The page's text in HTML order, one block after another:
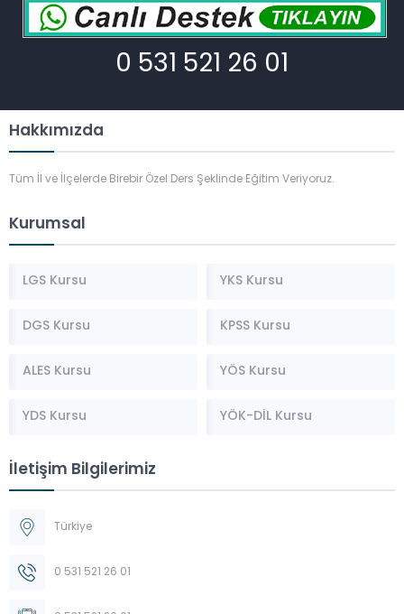
0 531 521 26 01
Hakkımızda
Tüm İl ve İlçelerde Birebir Özel Ders Şeklinde Eğitim Veriyoruz.
Kurumsal
LGS Kursu YKS Kursu
DGS Kursu KPSS Kursu
ALES Kursu YÖS Kursu
YDS Kursu YÖK-DİL Kursu
İletişim Bilgilerimiz
Türkiye
0 531 521 26 01